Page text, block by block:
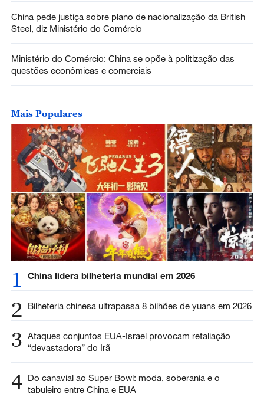
China pede justiça sobre plano de nacionalização da British
Steel, diz Ministério do Comércio
Ministério do Comércio: China se opõe à politização das
questões econômicas e comerciais
Mais Populares
1 China lidera bilheteria mundial em 2026
2 Bilheteria chinesa ultrapassa 8 bilhões de yuans em 2026
3 Ataques conjuntos EUA-Israel provocam retaliação
“devastadora” do Irã
4 Do canavial ao Super Bowl: moda, soberania e o
tabuleiro entre China e EUA